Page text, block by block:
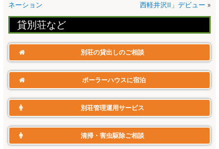
ネーション
西軽井沢II」デビュー »
貸別荘​など
別荘の貸出しのご相談
ポーラーハウスに宿泊
別荘管理運用サービス
清掃・害虫駆除ご相談